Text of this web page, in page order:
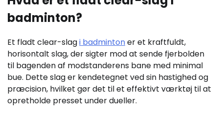
badminton?
Et fladt clear-slagi badmintoner et kraftfuldt,
horisontalt slag, der sigter mod at sende fjerbolden
til bagenden af modstanderens bane med minimal
bue. Dette slag er kendetegnet ved sin hastighed og
præcision, hvilket gør det til et effektivt værktøj til at
opretholde presset under dueller.